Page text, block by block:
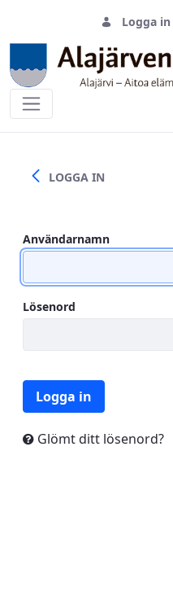
Logga in
Inlogging
LOGGA IN
Användarnamn
Lösenord
Logga in
Glömt ditt lösenord?